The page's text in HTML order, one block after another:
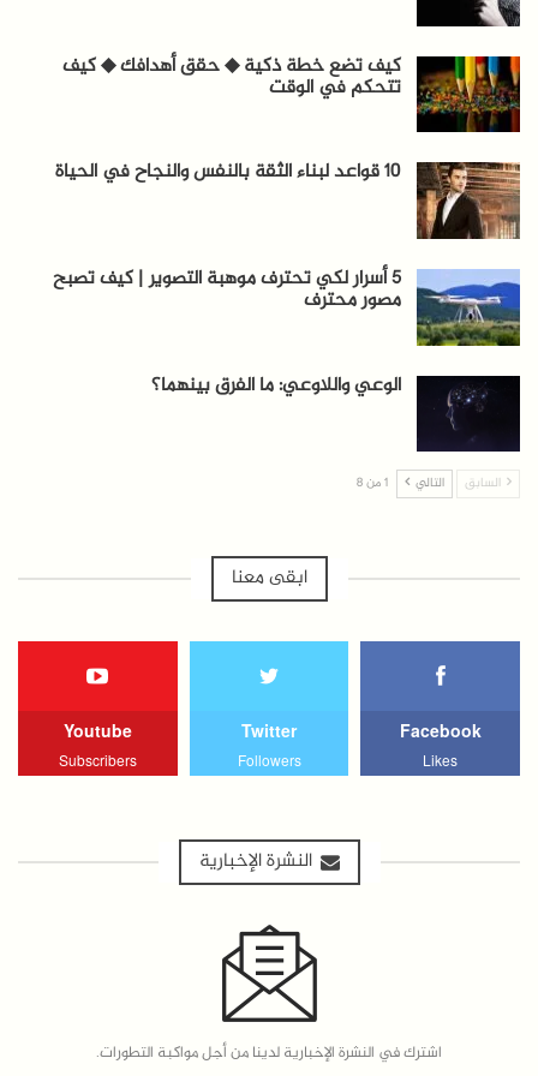
كيف تضع خطة ذكية ◆ حقق أهدافك ◆ كيف
تتحكم في الوقت
10 قواعد لبناء الثقة بالنفس والنجاح في الحياة
5 أسرار لكي تحترف موهبة التصوير | كيف تصبح
مصور محترف
الوعي واللاوعي: ما الفرق بينهما؟
السابق التالي 1 من 8
ابقى معنا
Facebook
Likes
Twitter
Followers
Youtube
Subscribers
النشرة الإخبارية
اشترك في النشرة الإخبارية لدينا من أجل مواكبة التطورات.